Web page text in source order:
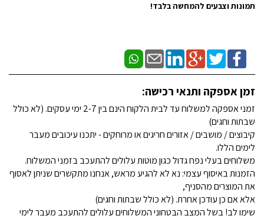
תמונות וצבעים להמחשה בלבד!
זמן אספקה ותנאי רכישה:
זמני אספקה למשלוח עד לבית הלקוח הינם בין 2-7 ימי עסקים. (לא כולל
שבתות וחגים)
קיבוצים / מושבים / אזורים חריגים או מרוחקים - יתכנו עיכובים מעבר
לימים הללו.
משלוחים בעלי נפח גדול כגון מוטות עלולים להתעכב בזמני המשלוח.
הזמנות באיסוף עצמי: נא לא להגיע מראש, אנחנו מתקשרים שניתן לאסוף
את המוצרים מהסניף,
אלא אם כן עודכן אחרת. (לא כולל שבתות וחגים)
שימו לב! בשל המצב הבטחוני המשלוחים עלולים להתעכב מעבר לימי